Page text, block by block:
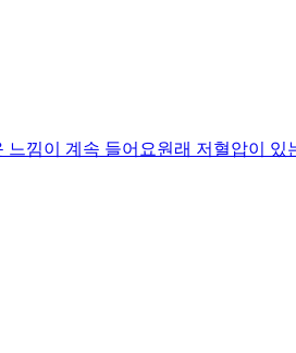
낌이 계속 들어요원래 저혈압이 있